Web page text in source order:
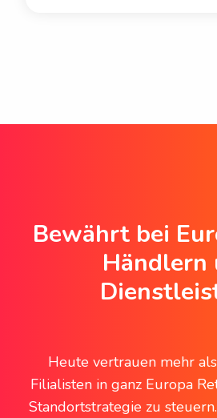
Bewährt bei
Händlern
Heute vertrauen mehr
Filialisten in ganz Europa
Standortstrategie zu